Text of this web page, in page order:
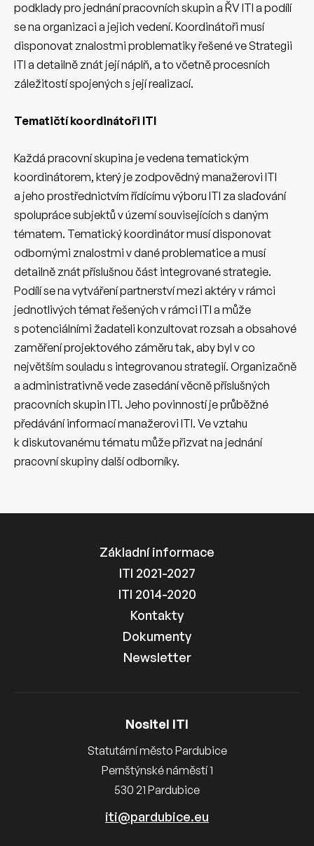
podklady pro jednání pracovních skupin a ŘV ITI a podílí
se na organizaci a jejich vedení. Koordinátoři musí
disponovat znalostmi problematiky řešené ve Strategii
ITI a detailně znát její náplň, a to včetně procesních
záležitostí spojených s její realizací.
Tematičtí koordinátoři ITI
Každá pracovní skupina je vedena tematickým
koordinátorem, který je zodpovědný manažerovi ITI
a jeho prostřednictvím řídícímu výboru ITI za slaďování
spolupráce subjektů v území souvisejících s daným
tématem. Tematický koordinátor musí disponovat
odbornými znalostmi v dané problematice a musí
detailně znát příslušnou část integrované strategie.
Podílí se na vytváření partnerství mezi aktéry v rámci
jednotlivých témat řešených v rámci ITI a může
s potenciálními žadateli konzultovat rozsah a obsahové
zaměření projektového záměru tak, aby byl v co
největším souladu s integrovanou strategií. Organizačně
a administrativně vede zasedání věcně příslušných
pracovních skupin ITI. Jeho povinností je průběžné
předávání informací manažerovi ITI. Ve vztahu
k diskutovanému tématu může přizvat na jednání
pracovní skupiny další odborníky.
Základní informace
ITI 2021-2027
ITI 2014-2020
Kontakty
Dokumenty
Newsletter
Nositel ITI
Statutární město Pardubice
Pernštýnské náměstí 1
530 21 Pardubice
iti@pardubice.eu